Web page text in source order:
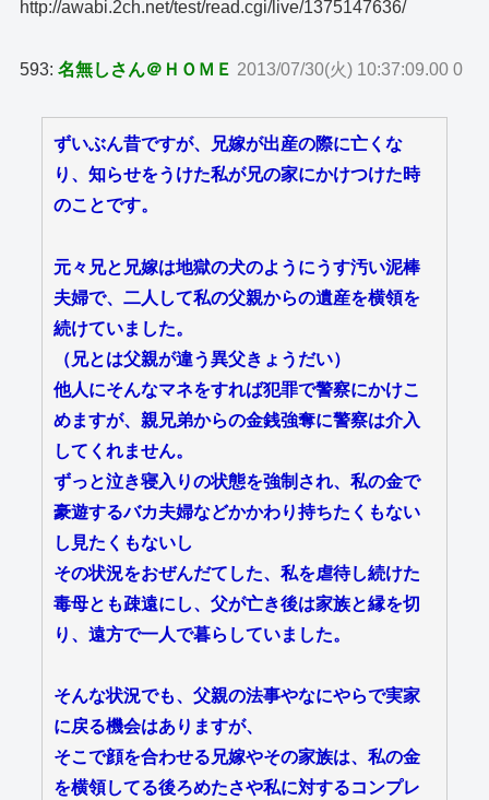
http://awabi.2ch.net/test/read.cgi/live/1375147636/
593:名無しさん＠ＨＯＭＥ 2013/07/30(火) 10:37:09.00 0
ずいぶん昔ですが、兄嫁が出産の際に亡くな
り、知らせをうけた私が兄の家にかけつけた時
のことです。
元々兄と兄嫁は地獄の犬のようにうす汚い泥棒
夫婦で、二人して私の父親からの遺産を横領を
続けていました。
（兄とは父親が違う異父きょうだい）
他人にそんなマネをすれば犯罪で警察にかけこ
めますが、親兄弟からの金銭強奪に警察は介入
してくれません。
ずっと泣き寝入りの状態を強制され、私の金で
豪遊するバカ夫婦などかかわり持ちたくもない
し見たくもないし
その状況をおぜんだてした、私を虐待し続けた
毒母とも疎遠にし、父が亡き後は家族と縁を切
り、遠方で一人で暮らしていました。
そんな状況でも、父親の法事やなにやらで実家
に戻る機会はありますが、
そこで顔を合わせる兄嫁やその家族は、私の金
を横領してる後ろめたさや私に対するコンプレ